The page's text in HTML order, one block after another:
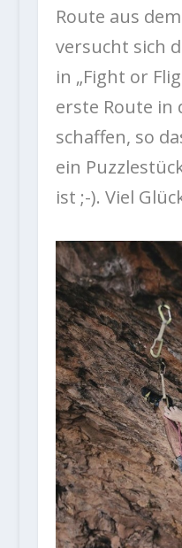
Route aus
versucht sich
in „Fight or
erste Route in
schaffen, so
ein
ist ;-). Viel